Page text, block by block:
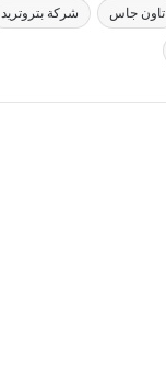
تاون جاس شركة بتروتريد